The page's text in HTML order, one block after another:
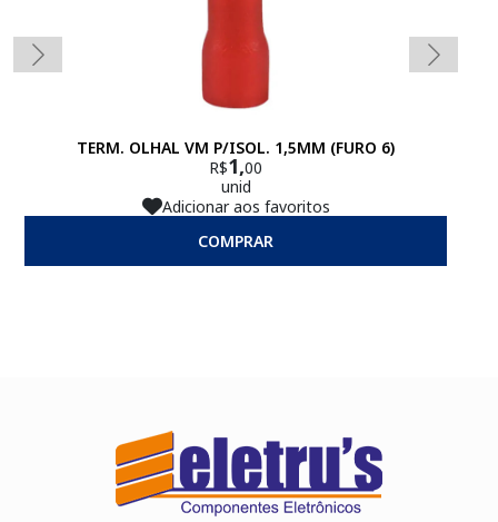
TERM. OLHAL VM P/ISOL. 1,5MM (FURO 6)
R$1,00
unid
Adicionar aos favoritos
COMPRAR